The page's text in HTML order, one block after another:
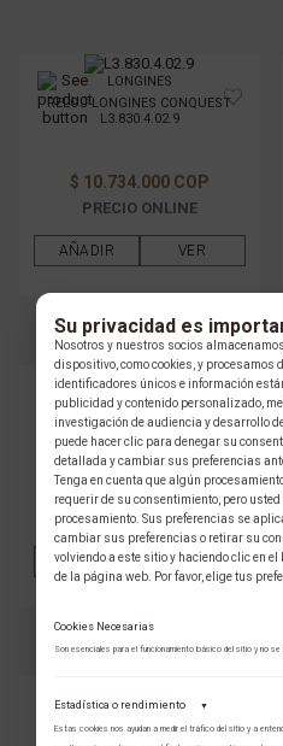
LONGINES
RELOJ LONGINES CONQUEST
L3.830.4.02.9
$ 10.734.000 COP
PRECIO ONLINE
AÑADIR VER
LONGINES
RELOJ LONGINES CONQUEST
L3.720.4.52.9
$ 10.734.000 COP
PRECIO ONLINE
AÑADIR VER
LONGINES
RELOJ LONGINES CONQUEST
CHRONOGRAPH L3.836.4.52.9
Su privacidad es
Nosotros y nuestros socios
dispositivo, como cookies, y procesamos
identificadores únicos e información
publicidad y contenido personalizado,
investigación de audiencia y desarrollo
puede hacer clic para denegar su
detallada y cambiar sus preferencias
Tenga en cuenta que algún
requerir de su consentimiento, pero usted
procesamiento. Sus preferencias se
cambiar sus preferencias o retirar su
volviendo a este sitio y haciendo clic en
de la página web. Por favor, elige tus
Cookies Necesarias
Son esenciales para el funcionamiento básico del sitio y no se
Estadística o rendimiento ▼
Estas cookies nos ayudan a medir el tráfico del sitio y a